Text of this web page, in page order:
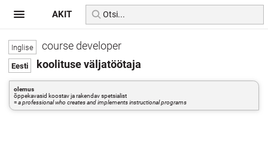
course developer
koolituse väljatöötaja
olemus
õppekavasid koostav ja rakendav spetsialist
=a professional who creates and implements instructional programs
AKIT